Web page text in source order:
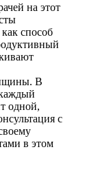
на этот
способ
В
одной,
с
в этом